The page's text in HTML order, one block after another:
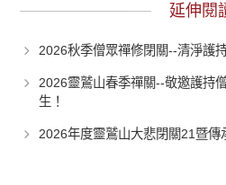
延伸閱
2026秋季僧眾禪修閉關--清淨護
2026靈鷲山春季禪關--敬邀護持
生！
2026年度靈鷲山大悲閉關21暨傳